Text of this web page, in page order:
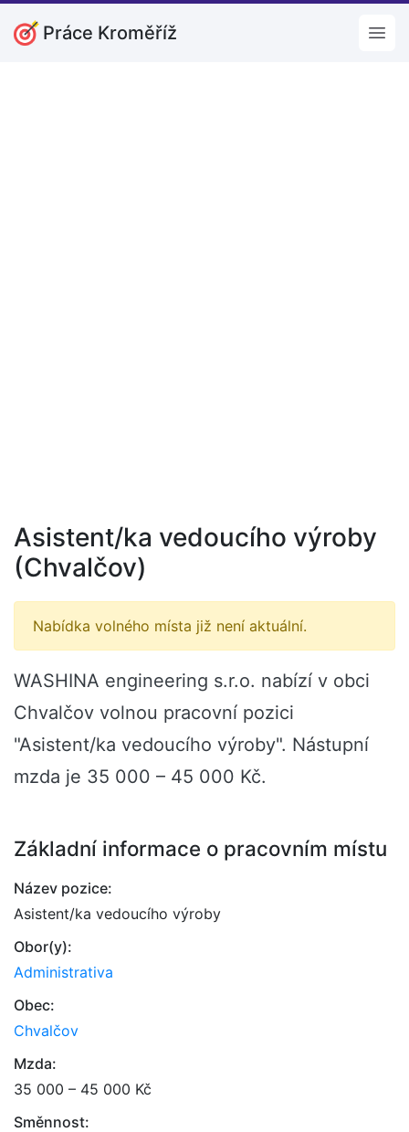
Práce Kroměříž
Asistent/ka vedoucího výroby
(Chvalčov)
Nabídka volného místa již není aktuální.
WASHINA engineering s.r.o. nabízí v obci
Chvalčov volnou pracovní pozici
"Asistent/ka vedoucího výroby". Nástupní
mzda je 35 000 – 45 000 Kč.
Základní informace o pracovním místu
Název pozice:
Asistent/ka vedoucího výroby
Obor(y):
Administrativa
Obec:
Chvalčov
Mzda:
35 000 – 45 000 Kč
Směnnost: